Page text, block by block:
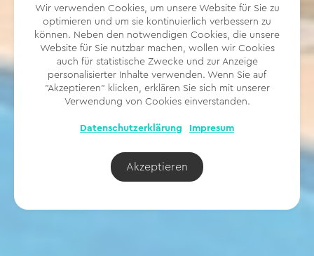
Wir verwenden Cookies, um unsere Website für Sie zu
optimieren und um sie kontinuierlich verbessern zu
können. Neben den notwendigen Cookies, die unsere
Website für Sie nutzbar machen, wollen wir Cookies
auch für statistische Zwecke und zur Anzeige
personalisierter Inhalte verwenden. Wenn Sie auf
"Akzeptieren" klicken, erklären Sie sich mit unserer
Verwendung von Cookies einverstanden.
Datenschutzerklärung Impresum
Akzeptieren